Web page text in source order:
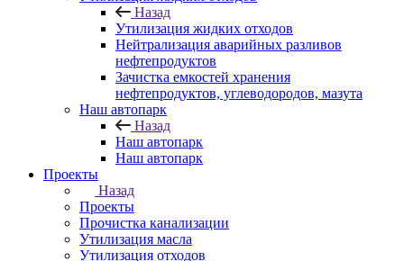
Назад
Утилизация жидких отходов
Нейтрализация аварийных разливов
нефтепродуктов
Зачистка емкостей хранения
нефтепродуктов, углеводородов, мазута
Наш автопарк
Назад
Наш автопарк
Наш автопарк
Проекты
Назад
Проекты
Прочистка канализации
Утилизация масла
Утилизация отходов